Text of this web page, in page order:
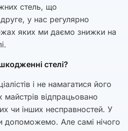
стель, що
у нас регулярно
яких ми даємо знижки на
стелі?
і не намагатися його
відпрацьовано
чи інших несправностей. У
допоможемо. Але самі нічого